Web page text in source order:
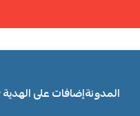
المدونةإضافات على الهدية